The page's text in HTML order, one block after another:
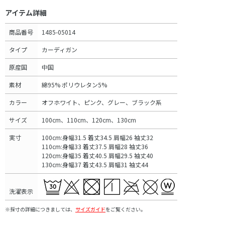
アイテム詳細
商品番号 1485-05014
タイプ カーディガン
原産国 中国
素材 綿95% ポリウレタン5%
カラー オフホワイト、ピンク、グレー、ブラック系
サイズ 100cm、110cm、120cm、130cm
実寸
100cm:身幅31.5 着丈34.5 肩幅26 袖丈32
110cm:身幅33 着丈37.5 肩幅28 袖丈36
120cm:身幅35 着丈40.5 肩幅29.5 袖丈40
130cm:身幅37 着丈43.5 肩幅31 袖丈44
洗濯表示
※採寸の詳細につきましては、 サイズガイドをご覧ください。